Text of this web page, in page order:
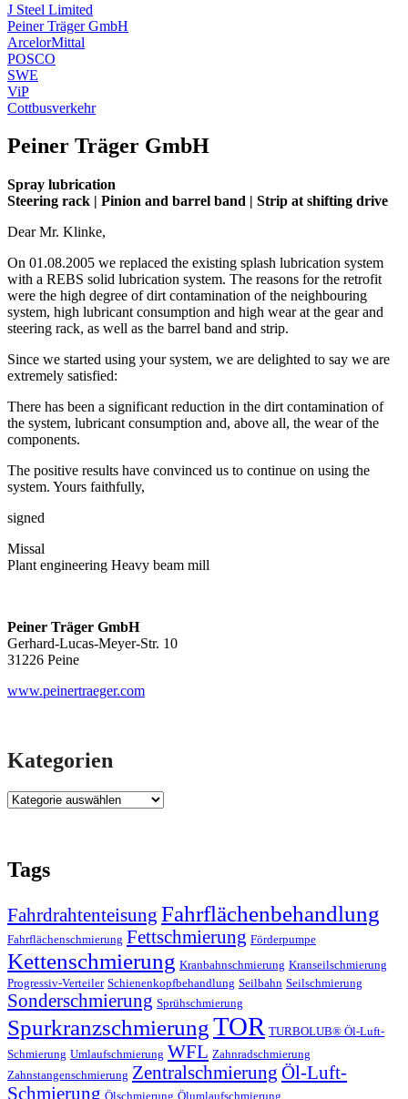
J Steel Limited
Peiner Träger GmbH
ArcelorMittal
POSCO
SWE
ViP
Cottbusverkehr
Peiner Träger GmbH
Spray lubrication
Steering rack | Pinion and barrel band | Strip at shifting drive
Dear Mr. Klinke,
On 01.08.2005 we replaced the existing splash lubrication system
with a REBS solid lubrication system. The reasons for the retrofit
were the high degree of dirt contamination of the neighbouring
system, high lubricant consumption and high wear at the gear and
steering rack, as well as the barrel band and strip.
Since we started using your system, we are delighted to say we are
extremely satisfied:
There has been a significant reduction in the dirt contamination of
the system, lubricant consumption and, above all, the wear of the
components.
The positive results have convinced us to continue on using the
system. Yours faithfully,
signed
Missal
Plant engineering Heavy beam mill
Peiner Träger GmbH
Gerhard-Lucas-Meyer-Str. 10
31226 Peine
www.peinertraeger.com
Kategorien
Tags
Fahrdrahtenteisung Fahrflächenbehandlung
Fahrflächenschmierung Fettschmierung Förderpumpe
Kettenschmierung Kranbahnschmierung Kranseilschmierung
Progressiv-Verteiler Schienenkopfbehandlung Seilbahn Seilschmierung
Sonderschmierung Sprühschmierung
SpurkranzschmierungTOR TURBOLUB® Öl-Luft-
Schmierung Umlaufschmierung WFL Zahnradschmierung
Zahnstangenschmierung Zentralschmierung Öl-Luft-
Schmierung Ölschmierung Ölumlaufschmierung